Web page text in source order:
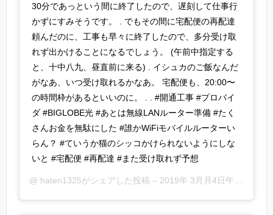
30分であっという間に終了したので、遅刻して仕事行
かずにすみそうです。 . でもその間に宅配便の再配達
頼んだのに、工事も早々に終了したので、多分受け取
れず出かけることになるでしょう。 (午前中指定する
と、十中八九、昼直前に来る) . イシュカのご飯なんだ
がなあ、いつ受け取れるかなあ。 宅配便も、20:00〜
の時間枠があるといいのに。 . . #開通工事 #プロバイ
ダ #BIGLOBE光 #あとは無線LANルーター準備 #たく
さんお金を無駄にした #誰かWiFiモバイルルーターい
らん？ #ていうか猫のシッコかけられないようにしな
いと #宅配便 #再配達 #また受け取れず予想
@ haten1325がシェアした投稿 – 2019年 3月月4日午後5時00分PST